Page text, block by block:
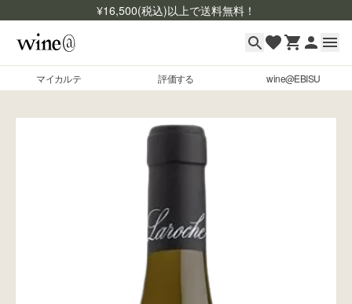
¥16,500(税込)以上で送料無料！
マイカルテ 評価する wine@EBISU
マイカルテ